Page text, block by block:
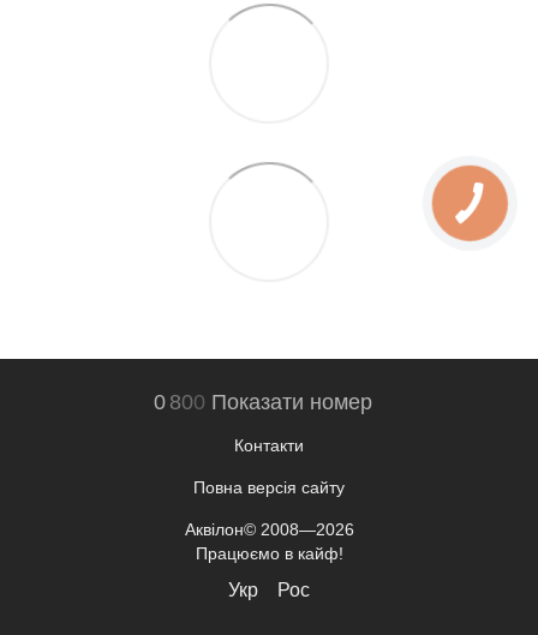
0 800 Показати номер
Контакти
Повна версія сайту
Аквілон© 2008—2026
Працюємо в кайф!
Укр Рос